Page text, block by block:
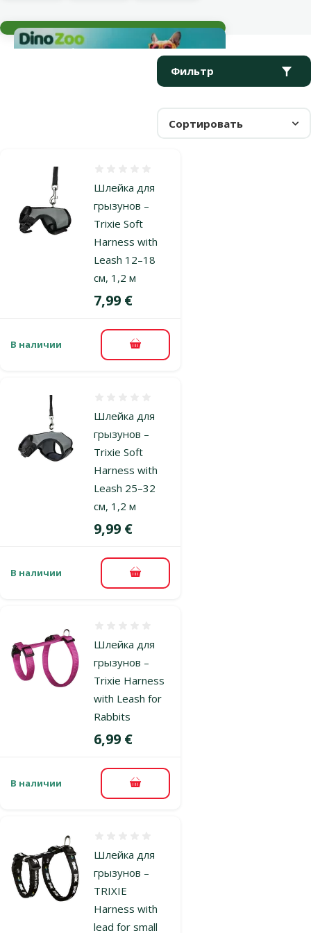
Фильтр
Сортировать
Продукты в категории Шлейки для грызунов
Шлейка для
грызунов –
Trixie Soft
Harness with
Leash 12–18
см, 1,2 м
Цена
7,99 €
В наличии В корзину
Шлейка для
грызунов –
Trixie Soft
Harness with
Leash 25–32
см, 1,2 м
Цена
9,99 €
В наличии В корзину
Шлейка для
грызунов –
Trixie Harness
with Leash for
Rabbits
Цена
6,99 €
В наличии В корзину
Шлейка для
грызунов –
TRIXIE
Harness with
lead for small